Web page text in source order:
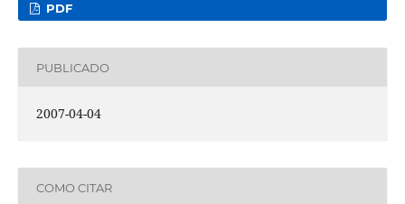
PDF
PUBLICADO
2007-04-04
COMO CITAR